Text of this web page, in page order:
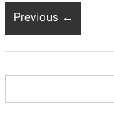
← Previous